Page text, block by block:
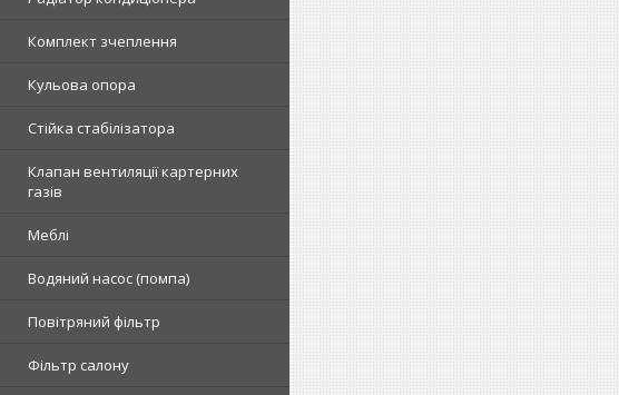
Комплект зчеплення
Кульова опора
Стійка стабілізатора
Клапан вентиляції картерних
газів
Меблі
Водяний насос (помпа)
Повітряний фільтр
Фільтр салону